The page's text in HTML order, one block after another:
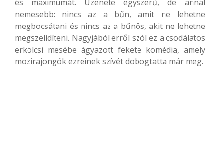
és maximumát. Üzenete egyszerű, de annál
nemesebb: nincs az a bűn, amit ne lehetne
megbocsátani és nincs az a bűnös, akit ne lehetne
megszelídíteni. Nagyjából erről szól ez a csodálatos
erkölcsi mesébe ágyazott fekete komédia, amely
mozirajongók ezreinek szívét dobogtatta már meg.